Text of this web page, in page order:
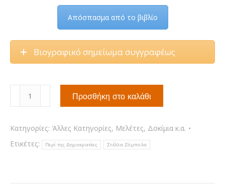
Απόσπασμα από το βιβλίο
Βιογραφικό σημείωμα συγγραφέως
ποσότητα
Προσθήκη στο καλάθι
Κατηγορίες: Άλλες Κατηγορίες, Μελέτες, Δοκίμια κ.α.
Ετικέτες:
Περί της Δημοκρατίας Στέλλα Ζόμπολα